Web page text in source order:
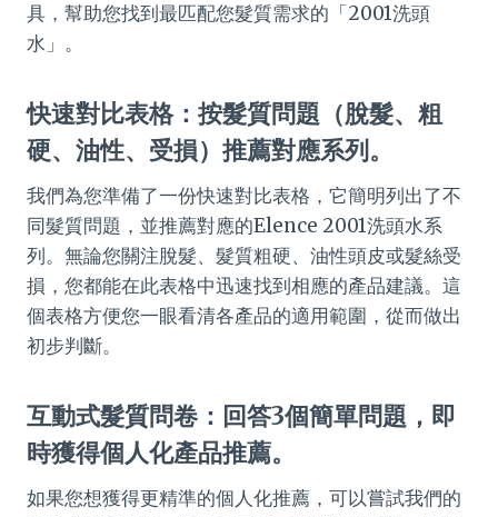
具，幫助您找到最匹配您髮質需求的「2001洗頭
水」。
快速對比表格：按髮質問題（脫髮、粗
硬、油性、受損）推薦對應系列。
我們為您準備了一份快速對比表格，它簡明列出了不
同髮質問題，並推薦對應的Elence 2001洗頭水系
列。無論您關注脫髮、髮質粗硬、油性頭皮或髮絲受
損，您都能在此表格中迅速找到相應的產品建議。這
個表格方便您一眼看清各產品的適用範圍，從而做出
初步判斷。
互動式髮質問卷：回答3個簡單問題，即
時獲得個人化產品推薦。
如果您想獲得更精準的個人化推薦，可以嘗試我們的